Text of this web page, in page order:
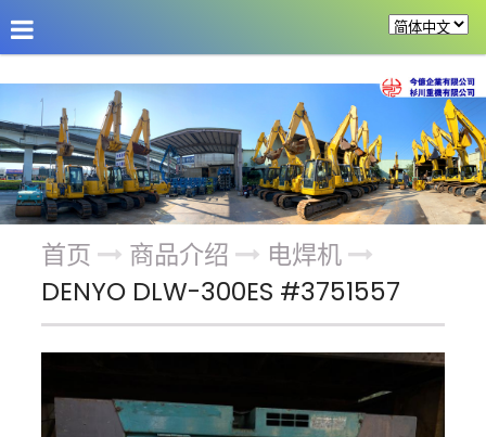
公司介绍 最新消息 改装机具
首页 商品介绍
电焊机
DENYO DLW-300ES #3751557